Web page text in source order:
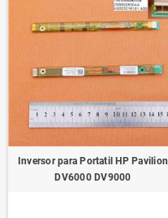
Inversor para Portatil HP Pavilion
DV6000 DV9000